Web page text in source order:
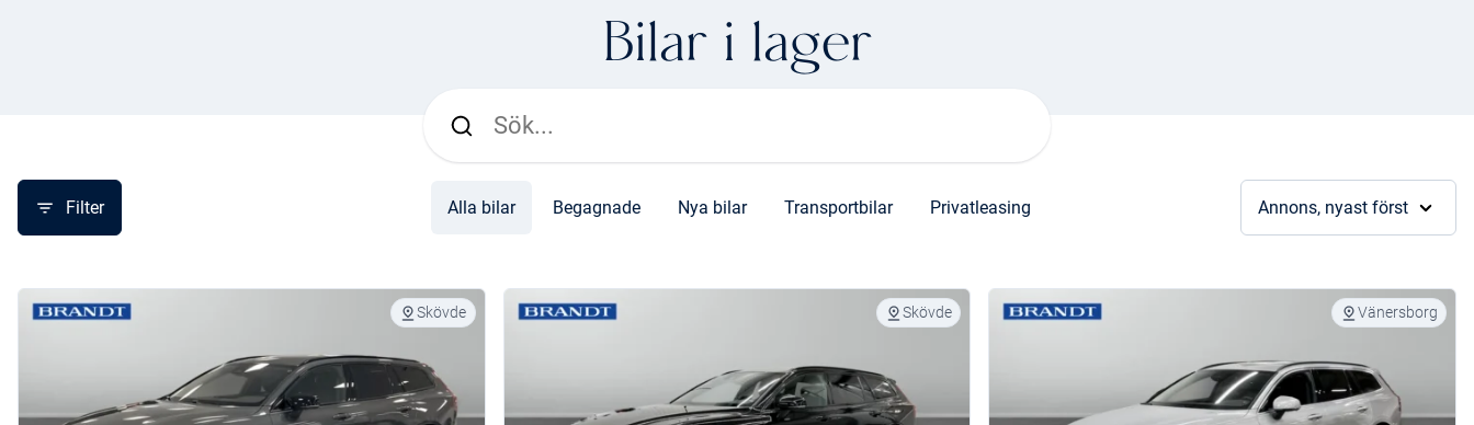
Bilar i lager
Filter Alla bilar Begagnade Nya bilar Transportbilar Privatleasing Annons, nyast först
Skövde Skövde Vänersborg